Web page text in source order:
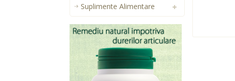
Suplimente Alimentare